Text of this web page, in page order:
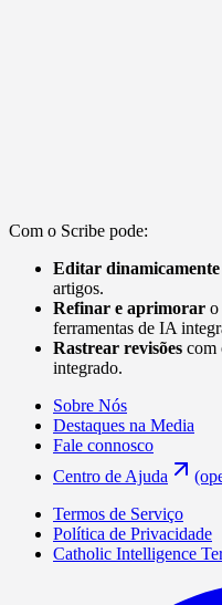
Com o Scribe pode:
Editar dinamicamente
artigos.
Refinar e aprimorar o
ferramentas de IA
Rastrear revisões com
integrado.
Sobre Nós
Destaques na Media
Fale connosco
Centro de Ajuda
Termos de Serviço
Política de Privacidade
Catholic Intelligence